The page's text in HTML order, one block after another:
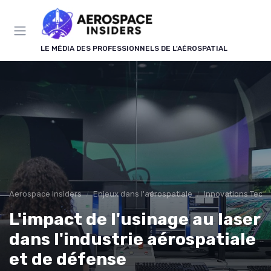
LE MÉDIA DES PROFESSIONNELS DE L'AÉROSPATIAL
Aerospace Insiders Enjeux dans l'aérospatiale Innovations
L'impact de l'usinage au laser
dans l'industrie aérospatiale
et de défense
Panneau de gestion des cookies